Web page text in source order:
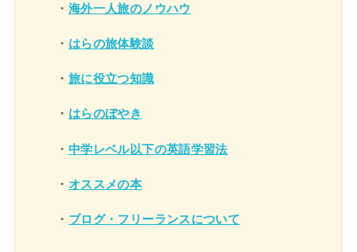
・ 海外一人旅のノウハウ
・ はらの旅体験談
・ 旅に役立つ知識
・ はらのぼやき
・ 中学レベル以下の英語学習法
・ オススメの本
・ ブログ・フリーランスについて